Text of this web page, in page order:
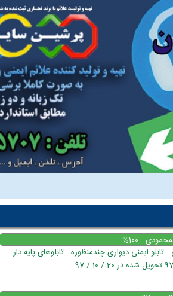
- 100%
تابلو ایمنی دیواری چندمنظوره - تابلوهای پایه دار